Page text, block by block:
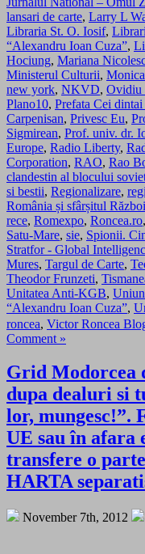
lansari de carte, Larry L
Libraria St. O. Iosif,
“Alexandru Ioan Cuza”,
Hociung, Mariana
Ministerul Culturii,
new york, NKVD, Ovidiu
Plano10, Prefata Cei
Carpenisan, Privesc Eu,
Sigmirean, Prof. univ. dr.
Europe, Radio Liberty,
Corporation, RAO, Rao
clandestin al blocului
si bestii, Regionalizare,
România și sfârșitul
rece, Romexpo, Roncea.ro,
Satu-Mare, sie, Spionii.
Stratfor - Global
Mures, Targul de Carte,
Theodor Frunzeti,
Unitatea Anti-KGB,
“Alexandru Ioan Cuza”,
roncea, Victor Roncea
Comment »
Grid Modorcea
dupa dealuri si
lor, mungesc!”.
UE sau în afara
transfere o
HARTA
November 7th, 2012